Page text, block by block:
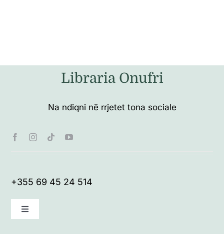
Libraria Onufri
Na ndiqni në rrjetet tona sociale
+355 69 45 24 514
Toggle